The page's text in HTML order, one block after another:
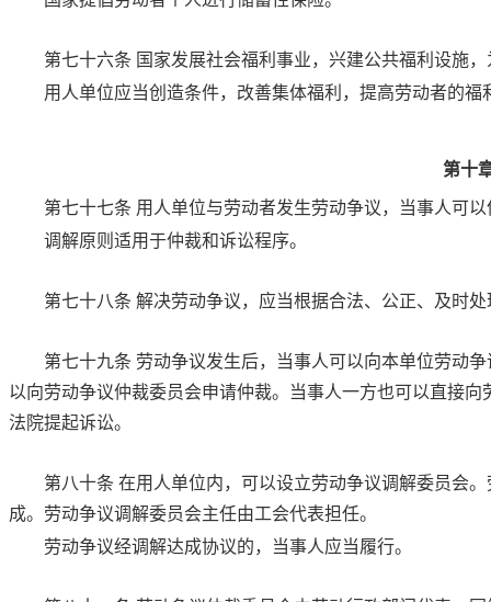
第七十六条 国家发展社会福利事业，兴建公共福利设施
用人单位应当创造条件，改善集体福利，提高劳动者的福
第十
第七十七条 用人单位与劳动者发生劳动争议，当事人可
调解原则适用于仲裁和诉讼程序。
第七十八条 解决劳动争议，应当根据合法、公正、及时
第七十九条 劳动争议发生后，当事人可以向本单位劳动
以向劳动争议仲裁委员会申请仲裁。当事人一方也可以直接
法院提起诉讼。
第八十条 在用人单位内，可以设立劳动争议调解委员会
成。劳动争议调解委员会主任由工会代表担任。
劳动争议经调解达成协议的，当事人应当履行。